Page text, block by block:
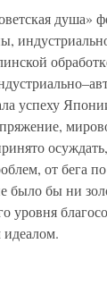
душа»
успеху
от бега
было бы ни
уровня